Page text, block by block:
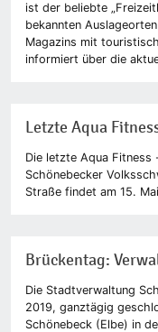
ist der beliebte
bekannten
Magazins mit
informiert über die
Letzte Aqua
Die letzte Aqua
Schönebecker
Straße findet am 15.
Brückentag:
Die Stadtverwaltung
2019, ganztägig
Schönebeck (Elbe) in